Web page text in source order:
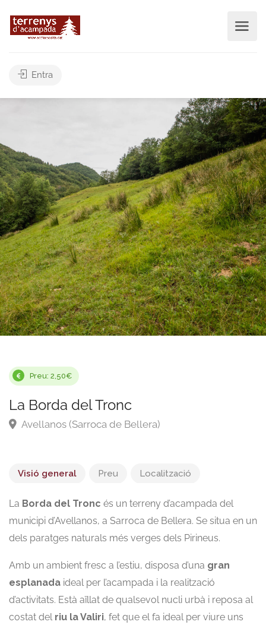
Entra
Preu: 2,50€
La Borda del Tronc
Avellanos (Sarroca de Bellera)
Visió general Preu Localització
La Borda del Tronc és un terreny d’acampada del
municipi d’Avellanos, a Sarroca de Bellera. Se situa en un
dels paratges naturals més verges dels Pirineus.
Amb un ambient fresc a l’estiu, disposa d’una gran
esplanada ideal per l’acampada i la realització
d’activitats. Està aïllat de qualsevol nucli urbà i reposa al
costat del riu la Valiri, fet que el fa ideal per viure uns